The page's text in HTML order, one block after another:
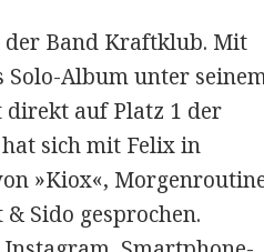
der Band Kraftklub. Mit
Solo-Album unter
auf Platz 1 der
sich mit Felix in
»Kiox«,
Sido gesprochen.